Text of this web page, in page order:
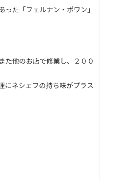
た「フェルナン・ポワン」
た他のお店で修業し、２００
にネシェフの持ち味がプラス